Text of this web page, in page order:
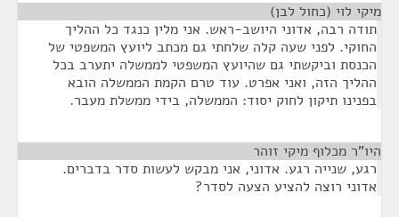
מיקי לוי (כחול לבן)
תודה רבה, אדוני היושב-ראש. אני מלין כנגד כל ההליך
החוקי. לפני שעה קלה שלחתי גם מכתב ליועץ המשפטי של
הכנסת וביקשתי גם שהיועץ המשפטי לממשלה יתערב בכל
ההליך הזה, ואני אפרט. עוד טרם הקמת הממשלה הובא
בפנינו תיקון לחוק יסוד: הממשלה, בידי ממשלת מעבר.
היו"ר מכלוף מיקי זוהר
רגע, שנייה רגע. אדוני, אני מבקש לעשות סדר בדברים.
אדוני רוצה להציע הצעה לסדר?